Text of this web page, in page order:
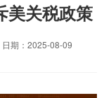
美关税政策
日期：2025-08-09